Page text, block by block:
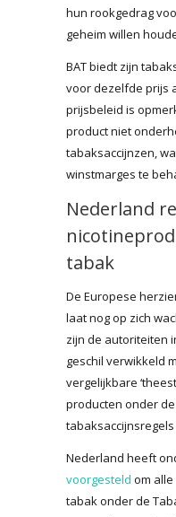
hun rookgedrag
geheim willen
BAT biedt zijn
voor dezelfde prijs
prijsbeleid is
product niet
tabaksaccijnzen,
winstmarges te
Nederland
tabak
De Europese
laat nog op zich
zijn de autoriteiten
geschil verwikkeld
vergelijkbare
producten onder
Nederland heeft
voorgesteld om
tabak onder de